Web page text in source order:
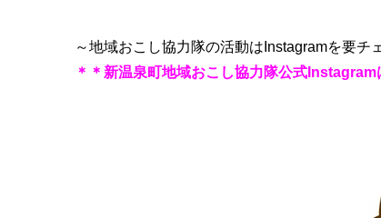
～地域おこし協力隊の活動はInstagramを要チ
＊＊新温泉町地域おこし協力隊公式Instagram